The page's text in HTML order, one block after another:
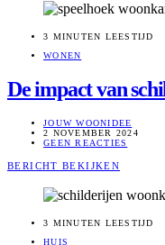
3 MINUTEN LEESTIJD
WONEN
De impact van
JOUW WOONIDEE
2 NOVEMBER 2024
GEEN REACTIES
BERICHT BEKIJKEN
3 MINUTEN LEESTIJD
HUIS